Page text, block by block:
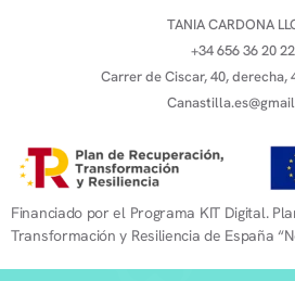
TANIA CARDONA
+34 656 36 20 22
Carrer de Ciscar, 40, derecha,
Financiado por el Programa KIT Digital.
Transformación y Resiliencia de España